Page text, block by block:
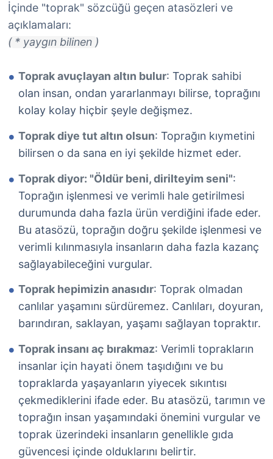
İçinde "toprak" sözcüğü geçen atasözleri ve
açıklamaları:
( * yaygın bilinen )
Toprak avuçlayan altın bulur: Toprak sahibi
olan insan, ondan yararlanmayı bilirse, toprağını
kolay kolay hiçbir şeyle değişmez.
Toprak diye tut altın olsun: Toprağın kıymetini
bilirsen o da sana en iyi şekilde hizmet eder.
Toprak diyor: "Öldür beni, dirilteyim seni":
Toprağın işlenmesi ve verimli hale getirilmesi
durumunda daha fazla ürün verdiğini ifade eder.
Bu atasözü, toprağın doğru şekilde işlenmesi ve
verimli kılınmasıyla insanların daha fazla kazanç
sağlayabileceğini vurgular.
Toprak hepimizin anasıdır: Toprak olmadan
canlılar yaşamını sürdüremez. Canlıları, doyuran,
barındıran, saklayan, yaşamı sağlayan topraktır.
Toprak insanı aç bırakmaz: Verimli toprakların
insanlar için hayati önem taşıdığını ve bu
topraklarda yaşayanların yiyecek sıkıntısı
çekmediklerini ifade eder. Bu atasözü, tarımın ve
toprağın insan yaşamındaki önemini vurgular ve
toprak üzerindeki insanların genellikle gıda
güvencesi içinde olduklarını belirtir.